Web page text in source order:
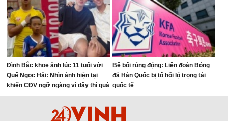
Đình Bắc khoe ảnh lúc 11 tuổi với
Quế Ngọc Hải: Nhìn ảnh hiện tại
khiến CĐV ngỡ ngàng vì dậy thì quá
thành công
Bê bối rúng động: Liên đoàn Bóng
đá Hàn Quốc bị tố hối lộ trọng tài
quốc tế